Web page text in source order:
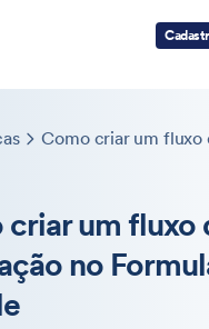
criar um fluxo
no